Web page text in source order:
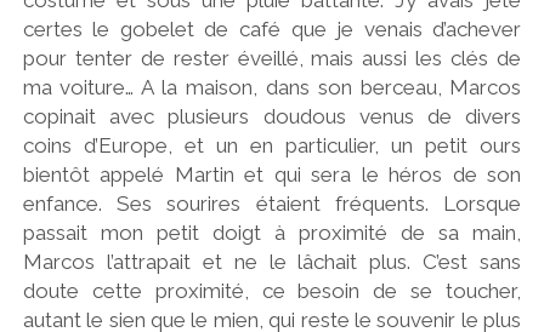
certes le gobelet de café que je venais d’achever
pour tenter de rester éveillé, mais aussi les clés de
ma voiture… A la maison, dans son berceau, Marcos
copinait avec plusieurs doudous venus de divers
coins d’Europe, et un en particulier, un petit ours
bientôt appelé Martin et qui sera le héros de son
enfance. Ses sourires étaient fréquents. Lorsque
passait mon petit doigt à proximité de sa main,
Marcos l’attrapait et ne le lâchait plus. C’est sans
doute cette proximité, ce besoin de se toucher,
autant le sien que le mien, qui reste le souvenir le plus